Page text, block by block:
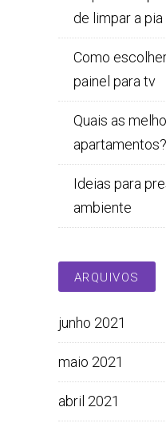
de limpar a
Como
painel para tv
Quais as
apartamentos?
Ideias para
ambiente
ARQUIVOS
junho 2021
maio 2021
abril 2021